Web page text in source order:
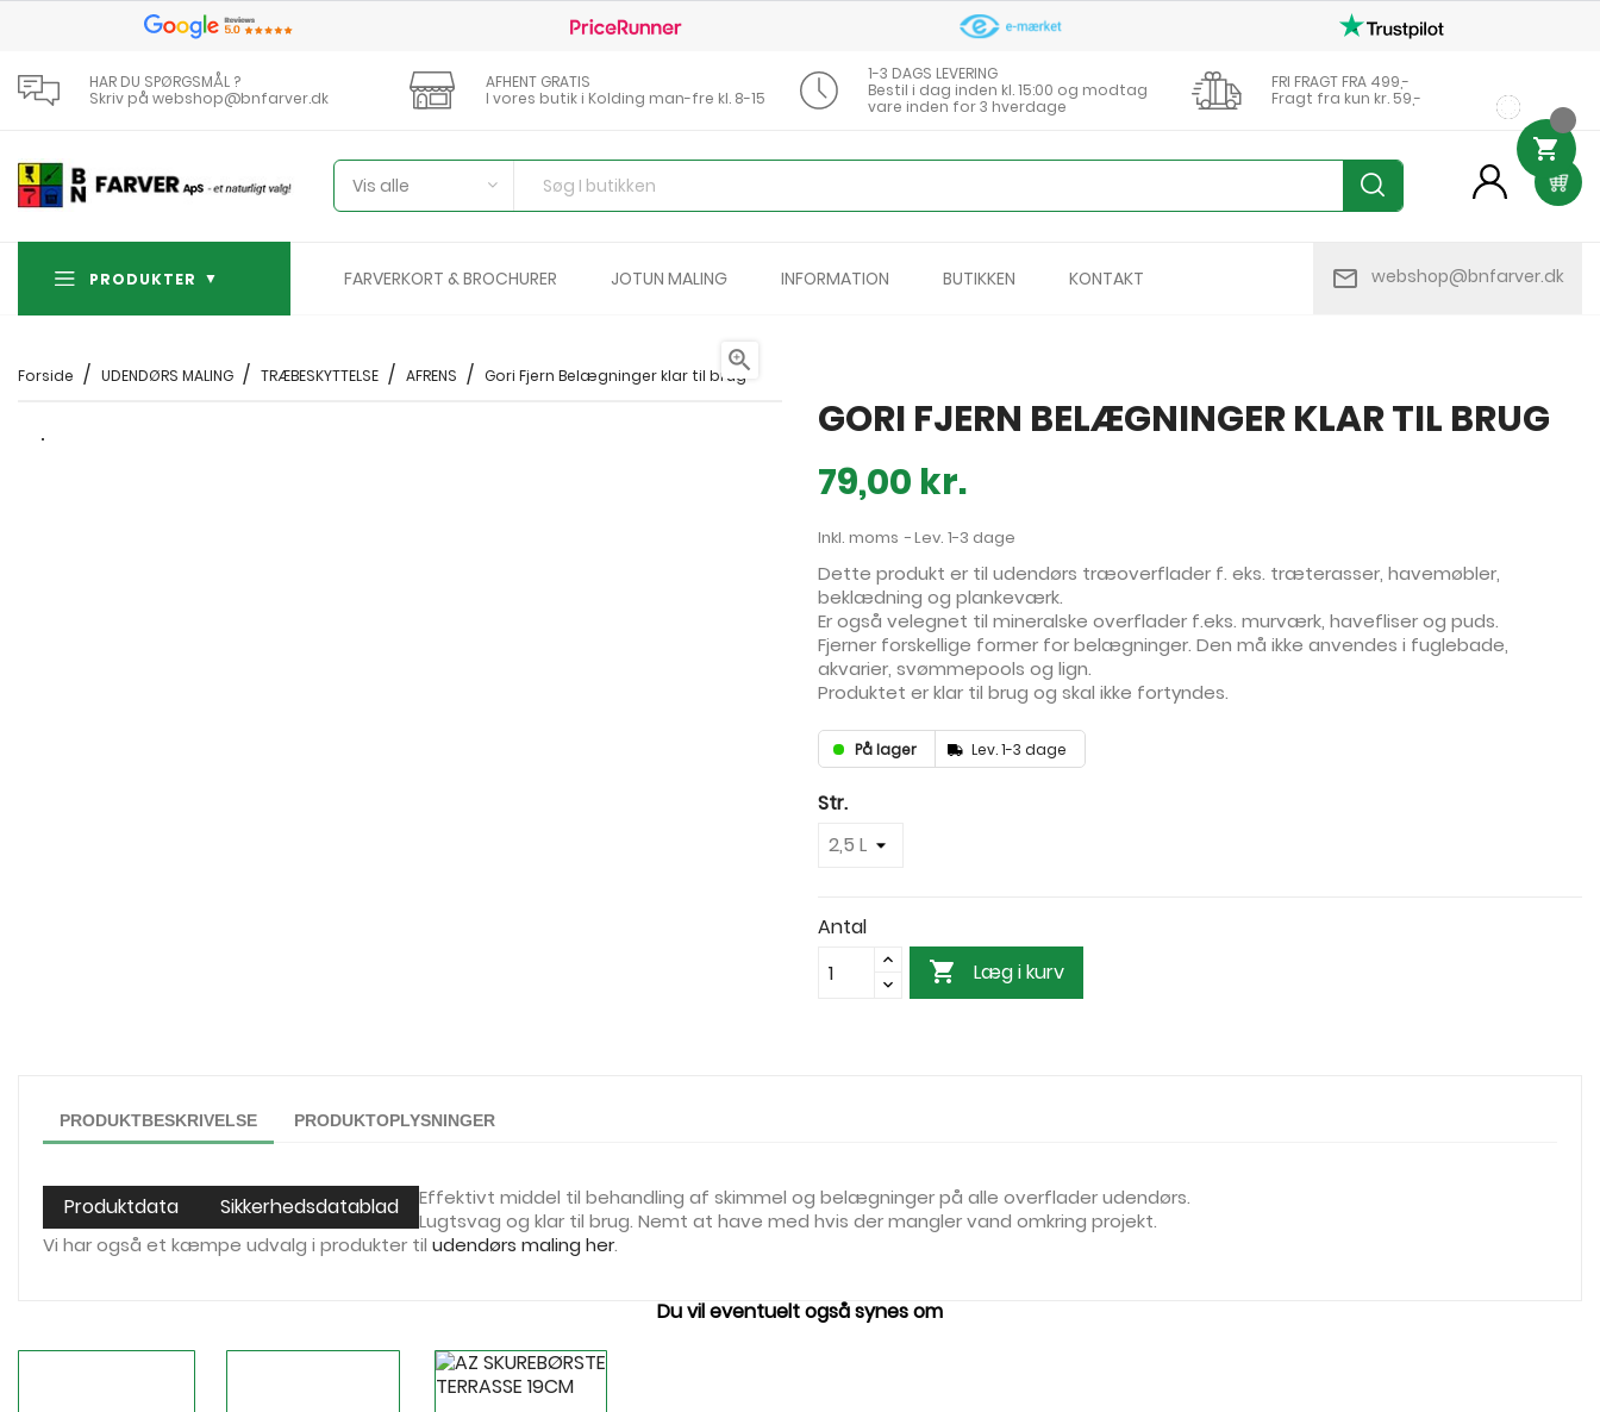
HAR DU SPØRGSMÅL ?
Skriv på webshop@bnfarver.dk
AFHENT GRATIS
I vores butik i Kolding man-fre kl. 8-15
1-3 DAGS LEVERING
Bestil i dag inden kl. 15:00 og modtag
vare inden for 3 hverdage
FRI FRAGT FRA 499,-
Fragt fra kun kr. 59,-
Vis alle person
PRODUKTER FARVERKORT & BROCHURER JOTUN MALING INFORMATION BUTIKKEN KONTAKT mail_outline webshop@bnfarver.dk
Forside UDENDØRS MALING TRÆBESKYTTELSE AFRENS Gori Fjern Belægninger klar til brug

GORI FJERN BELÆGNINGER KLAR TIL BRUG
79,00 kr.
Inkl. moms Lev. 1-3 dage
Dette produkt er til udendørs træoverflader f. eks. træterasser, havemøbler,
beklædning og plankeværk.
Er også velegnet til mineralske overflader f.eks. murværk, havefliser og puds.
Fjerner forskellige former for belægninger. Den må ikke anvendes i fuglebade,
akvarier, svømmepools og lign.
Produktet er klar til brug og skal ikke fortyndes.
På lager Lev. 1-3 dage
Str.
Antal
 Læg i kurv
PRODUKTBESKRIVELSE PRODUKTOPLYSNINGER
Produktdata Sikkerhedsdatablad
Effektivt middel til behandling af skimmel og belægninger på alle overflader udendørs.
Lugtsvag og klar til brug. Nemt at have med hvis der mangler vand omkring projekt.
Vi har også et kæmpe udvalg i produkter til udendørs maling her.
Du vil eventuelt også synes om
